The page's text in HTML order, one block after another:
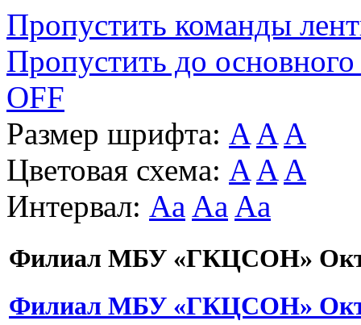
Пропустить команды
Пропустить до основного
OFF
Размер шрифта: A A A
Цветовая схема: A A A
Интервал: Aa Aa Aa
Филиал МБУ «ГКЦСОН»
Филиал МБУ «ГКЦСОН»